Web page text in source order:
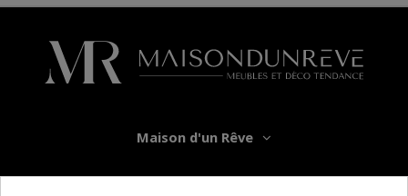
Maison d'un Rêve
Informations